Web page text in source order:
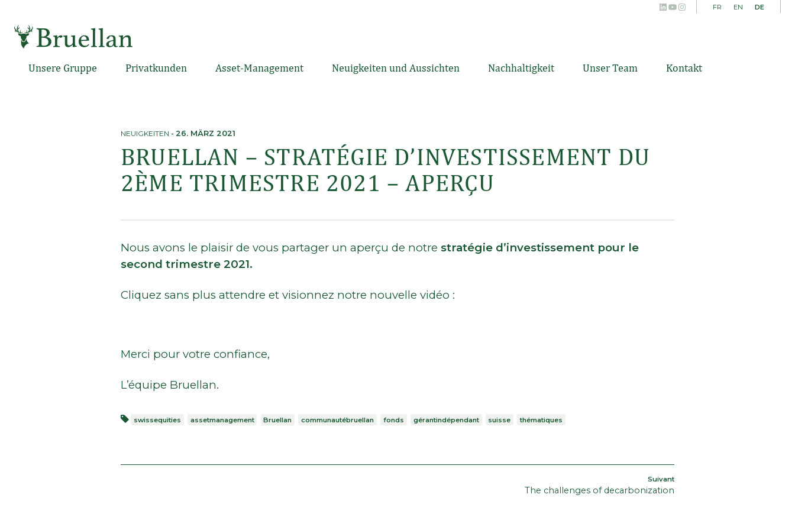
content
LinkedIn
YouTube
Instagram
FR EN DE
Unsere Gruppe Privatkunden Asset-Management Neuigkeiten und Aussichten Nachhaltigkeit Unser Team Kontakt
NEUIGKEITEN - 26. MÄRZ 2021
BRUELLAN – STRATÉGIE D’INVESTISSEMENT DU
2ÈME TRIMESTRE 2021 – APERÇU
Nous avons le plaisir de vous partager un aperçu de notre stratégie d’investissement pour le
second trimestre 2021.
Cliquez sans plus attendre et visionnez notre nouvelle vidéo :
Merci pour votre confiance,
L’équipe Bruellan.
swissequities assetmanagement Bruellan communautébruellan fonds gérantindépendant suisse thématiques
Article
Suivant
The challenges of decarbonization